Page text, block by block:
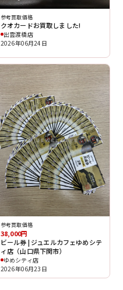
参考買取価格
クオカードお買取しました!
出雲渡橋店
2026年06月24日
参考買取価格
38,000円
ビール券 | ジュエルカフェゆめシテ
ィ店（山口県下関市）
ゆめシティ店
2026年06月23日